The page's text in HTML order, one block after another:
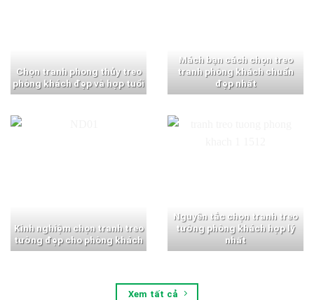
Chọn tranh phong thủy treo
phòng khách đẹp và hợp tuổi
Mách bạn cách chọn treo
tranh phòng khách chuẩn
đẹp nhất
Kinh nghiệm chọn tranh treo
tường đẹp cho phòng khách
Nguyên tắc chọn tranh treo
tường phòng khách hợp lý
nhất
Xem tất cả